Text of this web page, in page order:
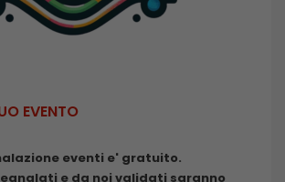
EVENTO
eventi e' gratuito.
e da noi validati saranno